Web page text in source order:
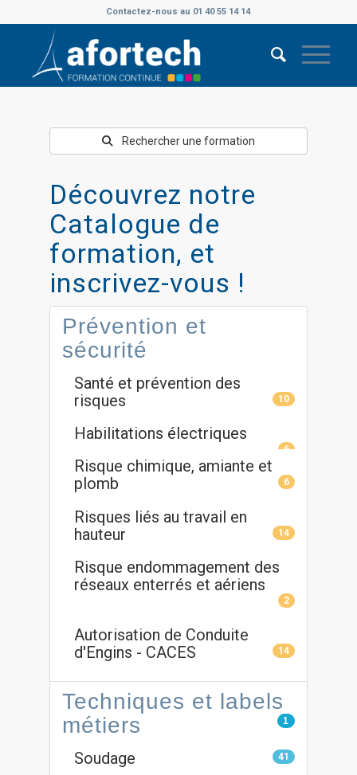
Contactez-nous au 01 40 55 14 14
Rechercher une formation
Découvrez notre
Catalogue de
formation, et
inscrivez-vous !
Prévention et
sécurité
Santé et prévention des
risques
10
Habilitations électriques
6
Risque chimique, amiante et
plomb
6
Risques liés au travail en
hauteur
14
Risque endommagement des
réseaux enterrés et aériens
2
Autorisation de Conduite
d'Engins - CACES
14
Techniques et labels
métiers
1
Soudage 41